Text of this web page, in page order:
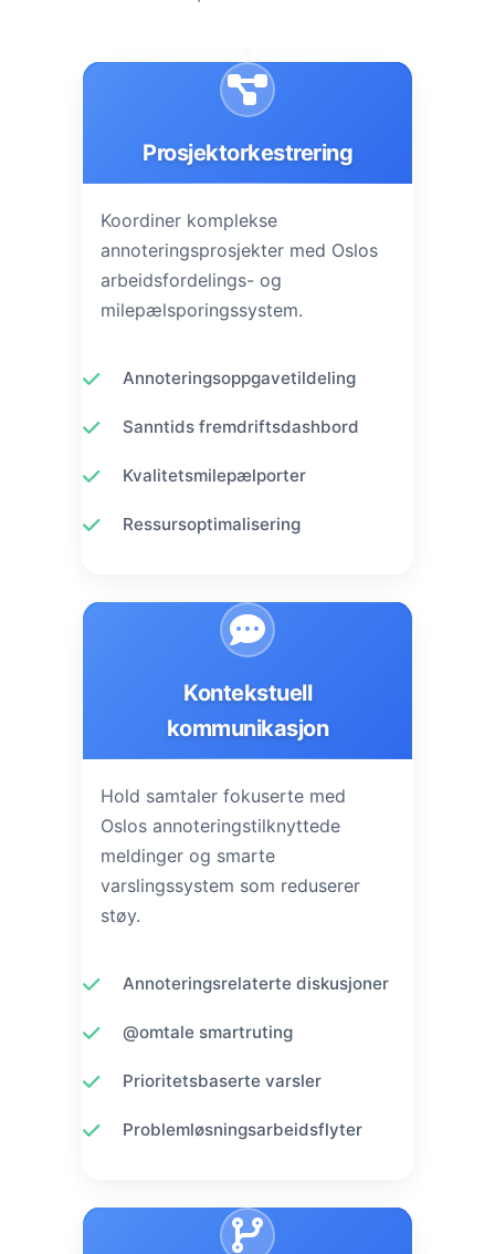
Prosjektorkestrering
Koordiner komplekse
annoteringsprosjekter med Oslos
arbeidsfordelings- og
milepælsporingssystem.
Annoteringsoppgavetildeling
Sanntids fremdriftsdashbord
Kvalitetsmilepælporter
Ressursoptimalisering
Kontekstuell
kommunikasjon
Hold samtaler fokuserte med
Oslos annoteringstilknyttede
meldinger og smarte
varslingssystem som reduserer
støy.
Annoteringsrelaterte diskusjoner
@omtale smartruting
Prioritetsbaserte varsler
Problemløsningsarbeidsflyter